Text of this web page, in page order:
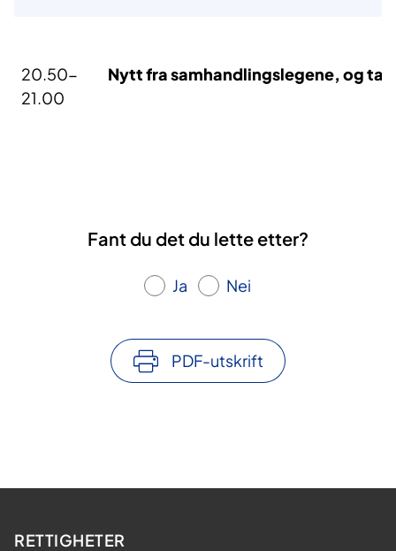
20.50-
21.00
Nytt fra samhandlingslegene, og
Fant du det du lette etter?
Ja Nei
PDF-utskrift
RETTIGHETER